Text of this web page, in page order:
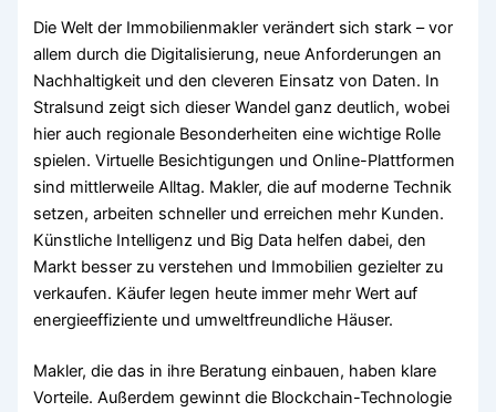
Die Welt der Immobilienmakler verändert sich stark – vor
allem durch die Digitalisierung, neue Anforderungen an
Nachhaltigkeit und den cleveren Einsatz von Daten. In
Stralsund zeigt sich dieser Wandel ganz deutlich, wobei
hier auch regionale Besonderheiten eine wichtige Rolle
spielen. Virtuelle Besichtigungen und Online-Plattformen
sind mittlerweile Alltag. Makler, die auf moderne Technik
setzen, arbeiten schneller und erreichen mehr Kunden.
Künstliche Intelligenz und Big Data helfen dabei, den
Markt besser zu verstehen und Immobilien gezielter zu
verkaufen. Käufer legen heute immer mehr Wert auf
energieeffiziente und umweltfreundliche Häuser.
Makler, die das in ihre Beratung einbauen, haben klare
Vorteile. Außerdem gewinnt die Blockchain-Technologie